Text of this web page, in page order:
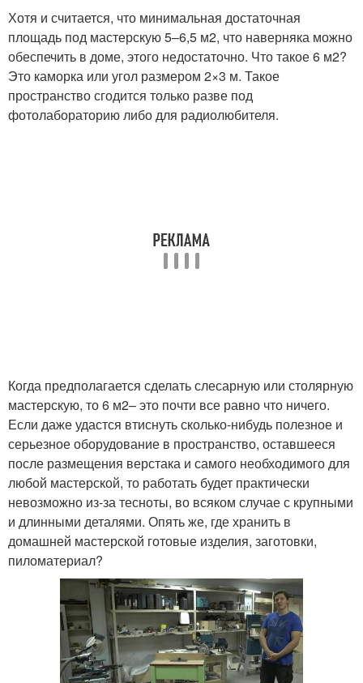
Хотя и считается, что минимальная достаточная
площадь под мастерскую 5–6,5 м2, что наверняка можно
обеспечить в доме, этого недостаточно. Что такое 6 м2?
Это каморка или угол размером 2×3 м. Такое
пространство сгодится только разве под
фотолабораторию либо для радиолюбителя.
Когда предполагается сделать слесарную или столярную
мастерскую, то 6 м2– это почти все равно что ничего.
Если даже удастся втиснуть сколько-нибудь полезное и
серьезное оборудование в пространство, оставшееся
после размещения верстака и самого необходимого для
любой мастерской, то работать будет практически
невозможно из-за тесноты, во всяком случае с крупными
и длинными деталями. Опять же, где хранить в
домашней мастерской готовые изделия, заготовки,
пиломатериал?